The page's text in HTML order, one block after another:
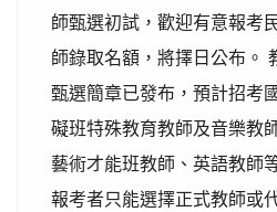
師甄選初試，歡迎有意報考
師錄取名額，將擇日公布。
甄選簡章已發布，預計招考
礙班特殊教育教師及音樂教
藝術才能班教師、英語教師
報考者只能選擇正式教師或